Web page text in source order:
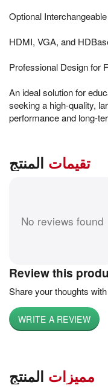
Optional
HDMI, VGA, and
Professional Design for
An ideal solution for
seeking a high-quality,
performance and long-
تقيمات المنتج
No reviews found
Review this
Share your thoughts
WRITE A REVIEW
مميزات المنتج